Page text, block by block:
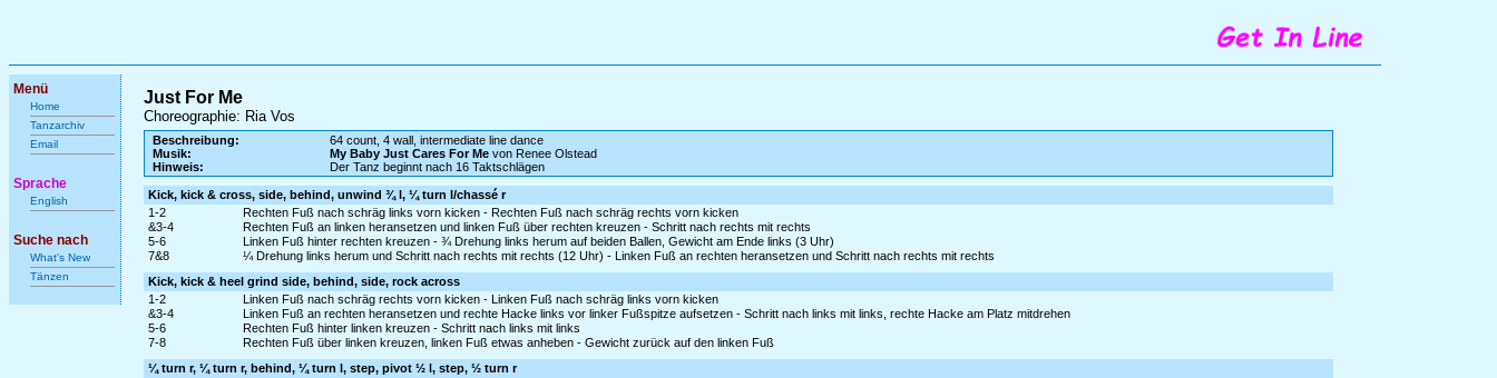
Menü
Home
Tanzarchiv
Email
Sprache
English
Suche nach
What's New
Tänzen
Just For Me
Choreographie: Ria Vos
Beschreibung:
64 count, 4 wall, intermediate line dance
Musik:
My Baby Just Cares For Me von Renee Olstead
Hinweis:
Der Tanz beginnt nach 16 Taktschlägen
Kick, kick & cross, side, behind, unwind ¾ l, ¼ turn l/chassé r
1-2
Rechten Fuß nach schräg links vorn kicken - Rechten Fuß nach schräg rechts vorn kicken
&3-4
Rechten Fuß an linken heransetzen und linken Fuß über rechten kreuzen - Schritt nach rechts mit rechts
5-6
Linken Fuß hinter rechten kreuzen - ¾ Drehung links herum auf beiden Ballen, Gewicht am Ende links (3 Uhr)
7&8
¼ Drehung links herum und Schritt nach rechts mit rechts (12 Uhr) - Linken Fuß an rechten heransetzen und Schritt nach rechts mit rechts
Kick, kick & heel grind side, behind, side, rock across
1-2
Linken Fuß nach schräg rechts vorn kicken - Linken Fuß nach schräg links vorn kicken
&3-4
Linken Fuß an rechten heransetzen und rechte Hacke links vor linker Fußspitze aufsetzen - Schritt nach links mit links, rechte Hacke am Platz mitdrehen
5-6
Rechten Fuß hinter linken kreuzen - Schritt nach links mit links
7-8
Rechten Fuß über linken kreuzen, linken Fuß etwas anheben - Gewicht zurück auf den linken Fuß
¼ turn r, ¼ turn r, behind, ¼ turn l, step, pivot ½ l, step, ½ turn r